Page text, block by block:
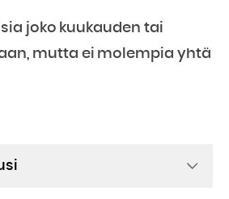
joko kuukauden tai
mutta ei molempia yhtä